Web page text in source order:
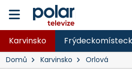
Karvinsko
Domů Karvinsko Orlová